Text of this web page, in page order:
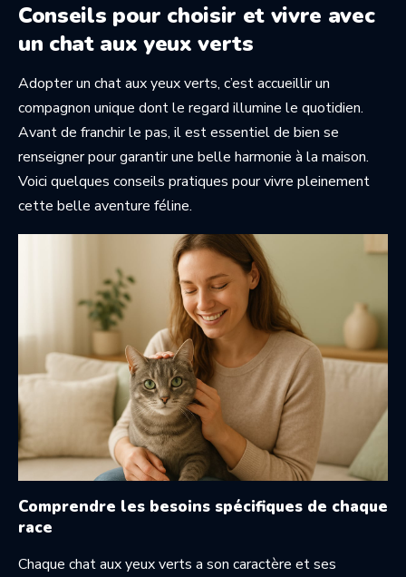
Conseils pour choisir et vivre avec
un chat aux yeux verts
Adopter un chat aux yeux verts, c’est accueillir un
compagnon unique dont le regard illumine le quotidien.
Avant de franchir le pas, il est essentiel de bien se
renseigner pour garantir une belle harmonie à la maison.
Voici quelques conseils pratiques pour vivre pleinement
cette belle aventure féline.
Comprendre les besoins spécifiques de chaque
race
Chaque chat aux yeux verts a son caractère et ses